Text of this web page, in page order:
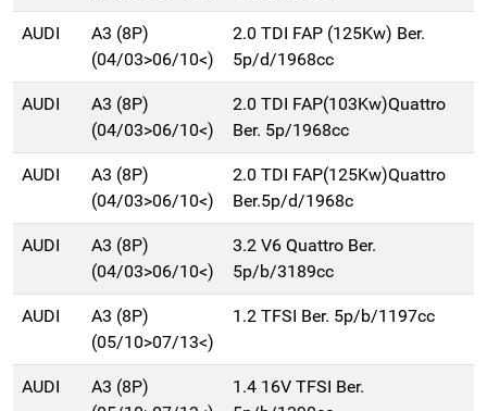
AUDI
A3 (8P)
(04/03>06/10<)
2.0 TDI FAP (125Kw) Ber.
5p/d/1968cc
AUDI
A3 (8P)
(04/03>06/10<)
2.0 TDI FAP(103Kw)Quattro
Ber. 5p/1968cc
AUDI
A3 (8P)
(04/03>06/10<)
2.0 TDI FAP(125Kw)Quattro
Ber.5p/d/1968c
AUDI
A3 (8P)
(04/03>06/10<)
3.2 V6 Quattro Ber.
5p/b/3189cc
AUDI
A3 (8P)
(05/10>07/13<)
1.2 TFSI Ber. 5p/b/1197cc
AUDI
A3 (8P)
1.4 16V TFSI Ber.